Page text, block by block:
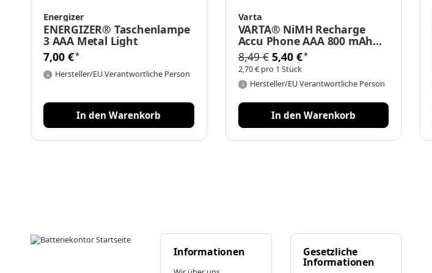
Energizer
ENERGIZER® Taschenlampe
3 AAA Metal Light
7,00 €*
Hersteller/EU Verantwortliche Person
In den Warenkorb
Varta
VARTA® NiMH Recharge
Accu Phone AAA 800 mAh
2er Blister
8,49 € 5,40 €*
2,70 € pro 1 Stück
Hersteller/EU Verantwortliche Person
In den Warenkorb
Informationen Gesetzliche
Informationen